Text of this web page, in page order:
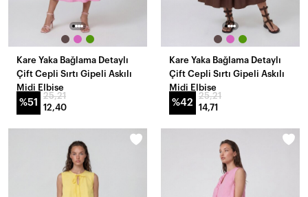
Kare Yaka Bağlama Detaylı
Çift Cepli Sırtı Gipeli Askılı
Midi Elbise
%51
25,21
12,40
Kare Yaka Bağlama Detaylı
Çift Cepli Sırtı Gipeli Askılı
Midi Elbise
%42
25,21
14,71